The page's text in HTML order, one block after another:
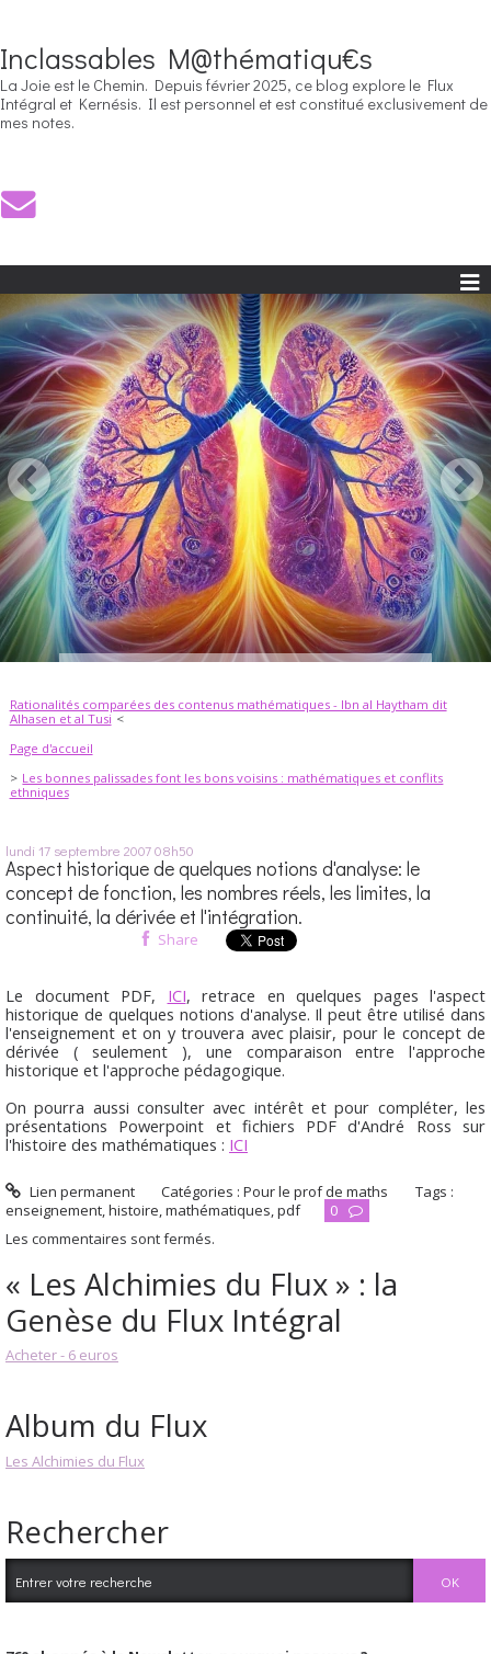
Inclassables M@thématiqu€s
La Joie est le Chemin. Depuis février 2025, ce blog explore le Flux
Intégral et Kernésis. Il est personnel et est constitué exclusivement de
mes notes.
Rationalités comparées des contenus mathématiques - Ibn al Haytham dit
Alhasen et al Tusi
Page d'accueil
Les bonnes palissades font les bons voisins : mathématiques et conflits
ethniques
lundi 17 septembre 200708h50
Aspect historique de quelques notions d'analyse: le
concept de fonction, les nombres réels, les limites, la
continuité, la dérivée et l'intégration.
Share
Le document PDF, ICI, retrace en quelques pages l'aspect
historique de quelques notions d'analyse. Il peut être utilisé dans
l'enseignement et on y trouvera avec plaisir, pour le concept de
dérivée ( seulement ), une comparaison entre l'approche
historique et l'approche pédagogique.
On pourra aussi consulter avec intérêt et pour compléter, les
présentations Powerpoint et fichiers PDF d'André Ross sur
l'histoire des mathématiques : ICI
Lien permanent Catégories :Pour le prof de maths
Tags :
enseignement,histoire,mathématiques,pdf
0
Les commentaires sont fermés.
« Les Alchimies du Flux » : la
Genèse du Flux Intégral
Acheter - 6 euros
Album du Flux
Les Alchimies du Flux
Rechercher